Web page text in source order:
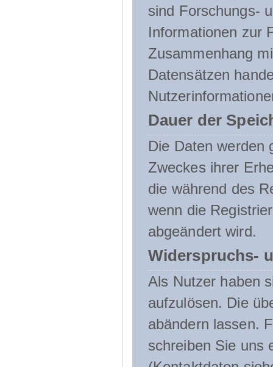
sind Forschungs-
Informationen zur
Zusammenhang
Datensätzen
Dauer der
Die Daten werden
Zweckes ihrer
die während des
wenn die
abgeändert wird.
Widerspruchs-
Als Nutzer haben
aufzulösen. Die
abändern lassen.
schreiben Sie uns